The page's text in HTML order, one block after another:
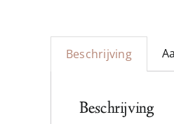
Beschrijving
Beschrijving